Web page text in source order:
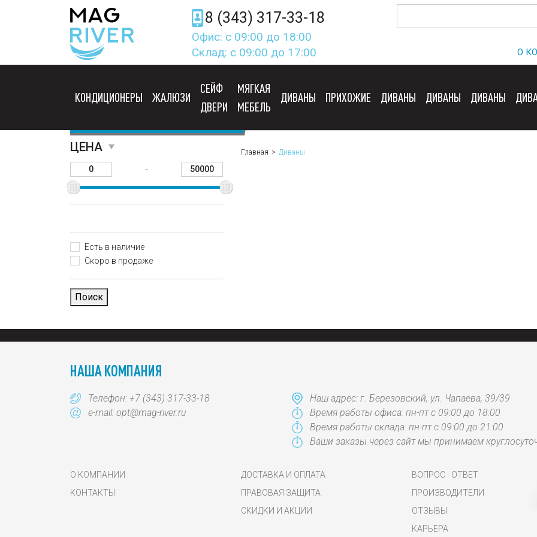
8 (343) 317-33-18
Офис: с 09:00 до 18:00
Склад: с 09:00 до 17:00
О
КОНДИЦИОНЕРЫ ЖАЛЮЗИ
СЕЙФ
ДВЕРИ
МЯГКАЯ
МЕБЕЛЬ
ДИВАНЫ ПРИХОЖИЕ ДИВАНЫ ДИВАНЫ ДИВАНЫ
ЦЕНА
-
Есть в наличие
Скоро в продаже
Поиск
Главная Диваны
НАША КОМПАНИЯ
Телефон: +7 (343) 317-33-18
e-mail: opt@mag-river.ru
Наш адрес: г. Березовский, ул. Чапаева, 39/39
Время работы офиса: пн-пт с 09:00 до 18:00
Время работы склада: пн-пт с 09:00 до 21:00
Ваши заказы через сайт мы принимаем
О КОМПАНИИ
КОНТАКТЫ
ДОСТАВКА И ОПЛАТА
ПРАВОВАЯ ЗАЩИТА
СКИДКИ И АКЦИИ
ВОПРОС - ОТВЕТ
ПРОИЗВОДИТЕЛИ
ОТЗЫВЫ
КАРЬЕРА